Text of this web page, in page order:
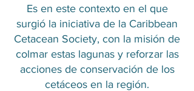
Es en este contexto en el que
surgió la iniciativa de la Caribbean
Cetacean Society, con la misión de
colmar estas lagunas y reforzar las
acciones de conservación de los
cetáceos en la región.